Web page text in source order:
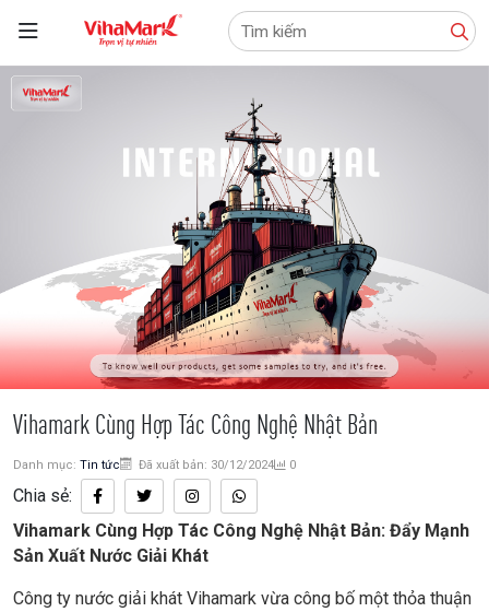
Tìm
kiếm:
Vihamark Cùng Hợp Tác Công Nghệ Nhật Bản
Danh mục: Tin tức Đã xuất bản: 30/12/2024 0
Chia sẻ:
Vihamark Cùng Hợp Tác Công Nghệ Nhật Bản: Đẩy Mạnh
Sản Xuất Nước Giải Khát
Công ty nước giải khát Vihamark vừa công bố một thỏa thuận